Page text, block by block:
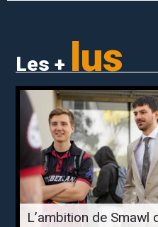
Les + lus
L’ambition de